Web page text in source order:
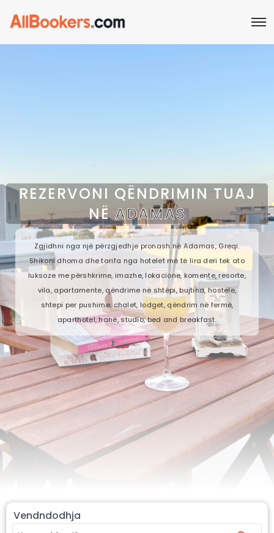
REZERVONI QËNDRIMIN TUAJ
NËADAMAS
Zgjidhni nga një përzgjedhje pronash në Adamas, Greqi.
Shikoni dhoma dhe tarifa nga hotelet më të lira deri tek ato
luksoze me përshkrime, imazhe, lokacione, komente, resorte,
vila, apartamente, qëndrime në shtëpi, bujtina, hostele,
shtepi per pushime, chalet, lodget, qëndrim në fermë,
aparthotel, hanë, studio, bed and breakfast.
Vendndodhja